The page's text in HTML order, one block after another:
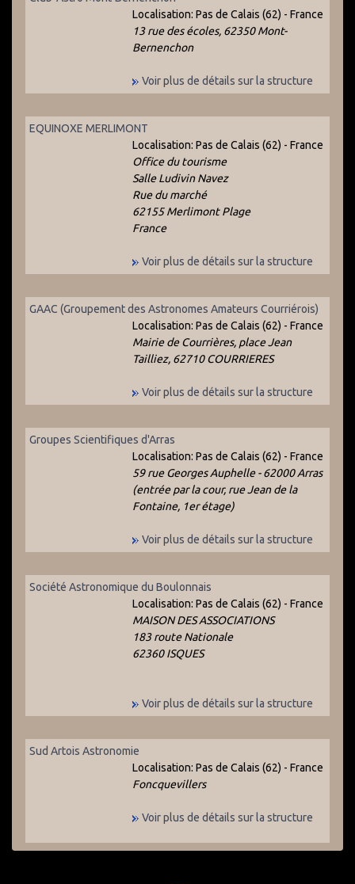
Localisation: Pas de Calais (62) - France
13 rue des écoles, 62350 Mont-
Bernenchon
Voir plus de détails sur la structure
EQUINOXE MERLIMONT
Localisation: Pas de Calais (62) - France
Office du tourisme
Salle Ludivin Navez
Rue du marché
62155 Merlimont Plage
France
Voir plus de détails sur la structure
GAAC (Groupement des Astronomes Amateurs Courriérois)
Localisation: Pas de Calais (62) - France
Mairie de Courrières, place Jean
Tailliez, 62710 COURRIERES
Voir plus de détails sur la structure
Groupes Scientifiques d'Arras
Localisation: Pas de Calais (62) - France
59 rue Georges Auphelle - 62000 Arras
(entrée par la cour, rue Jean de la
Fontaine, 1er étage)
Voir plus de détails sur la structure
Société Astronomique du Boulonnais
Localisation: Pas de Calais (62) - France
MAISON DES ASSOCIATIONS
183 route Nationale
62360 ISQUES
Voir plus de détails sur la structure
Sud Artois Astronomie
Localisation: Pas de Calais (62) - France
Foncquevillers
Voir plus de détails sur la structure